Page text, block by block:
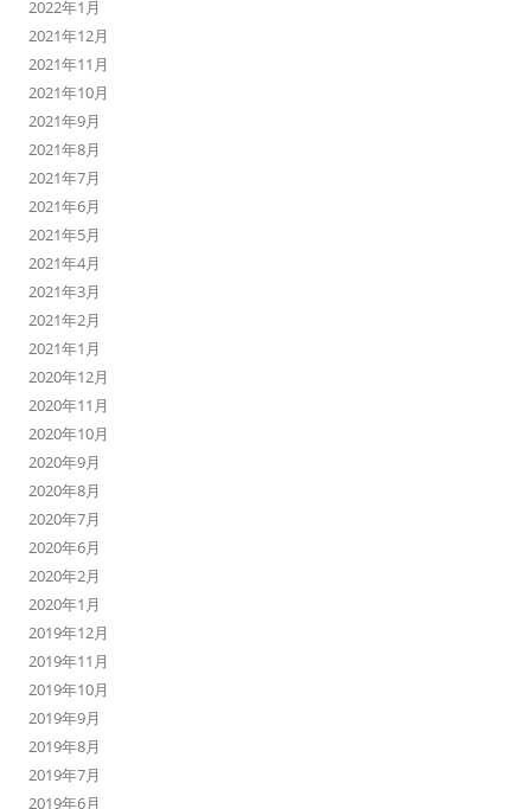
2022年1月
2021年12月
2021年11月
2021年10月
2021年9月
2021年8月
2021年7月
2021年6月
2021年5月
2021年4月
2021年3月
2021年2月
2021年1月
2020年12月
2020年11月
2020年10月
2020年9月
2020年8月
2020年7月
2020年6月
2020年2月
2020年1月
2019年12月
2019年11月
2019年10月
2019年9月
2019年8月
2019年7月
2019年6月